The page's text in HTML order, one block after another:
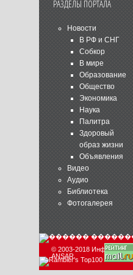
РАЗДЕЛЫ ПОРТАЛА
Новости
В РФ и СНГ
Собкор
В мире
Образование
Общество
Экономика
Наука
Палитра
Здоровый
образ жизни
Объявления
Видео
Аудио
Библиотека
Фотогалерея
© 2003-2018
ANSAR